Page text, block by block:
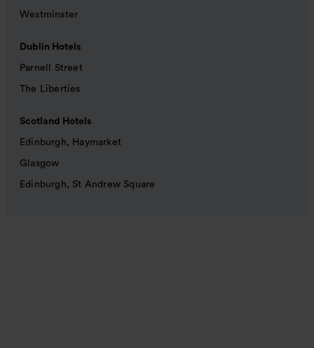
Westminster
Dublin Hotels
Parnell Street
The Liberties
Scotland Hotels
Edinburgh, Haymarket
Glasgow
Edinburgh, St Andrew Square